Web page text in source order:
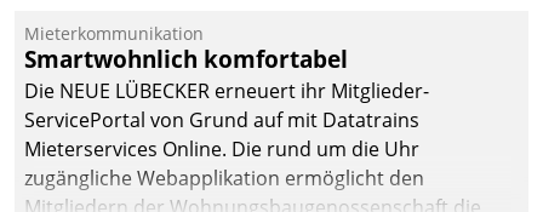
Mieterkommunikation
Smartwohnlich komfortabel
Die NEUE LÜBECKER erneuert ihr Mitglieder-
ServicePortal von Grund auf mit Datatrains
Mieterservices Online. Die rund um die Uhr
zugängliche Webapplikation ermöglicht den